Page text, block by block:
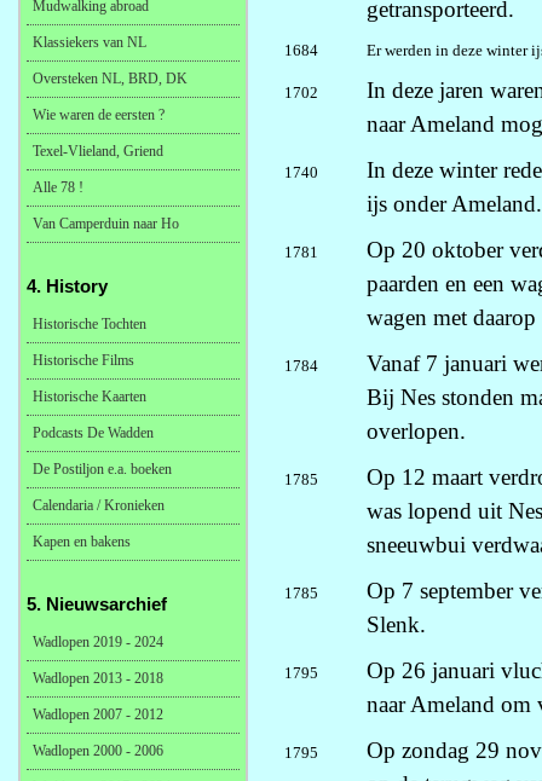
getransporteerd.
1684 Er werden in deze winter
1702
In deze jaren
naar Ameland
1740
In deze winter
ijs onder Ameland.
1781
Op 20 oktober
paarden en een
wagen met
1784
Vanaf 7 januari
Bij Nes stonden
overlopen.
1785
Op 12 maart
was lopend uit
sneeuwbui
1785
Op 7 september
Slenk.
1795
Op 26 januari
naar Ameland om
1795
Op zondag 29
Mudwalking abroad
Klassiekers van NL
Oversteken NL, BRD, DK
Wie waren de eersten ?
Texel-Vlieland, Griend
Alle 78 !
Van Camperduin naar Ho
4. History
Historische Tochten
Historische Films
Historische Kaarten
Podcasts De Wadden
De Postiljon e.a. boeken
Calendaria / Kronieken
Kapen en bakens
5. Nieuwsarchief
Wadlopen 2019 - 2024
Wadlopen 2013 - 2018
Wadlopen 2007 - 2012
Wadlopen 2000 - 2006